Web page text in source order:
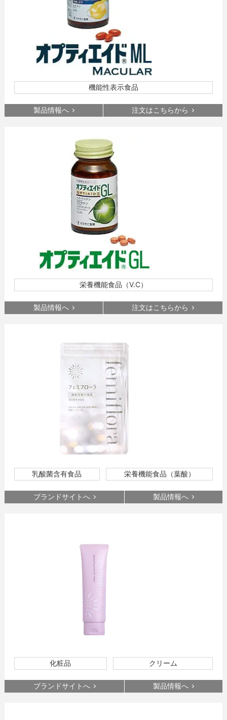
機能性表示食品
製品情報へ 注文はこちらから
栄養機能食品（V.C）
製品情報へ 注文はこちらから
乳酸菌含有食品 栄養機能食品（葉酸）
ブランドサイトへ 製品情報へ
化粧品 クリーム
ブランドサイトへ 製品情報へ